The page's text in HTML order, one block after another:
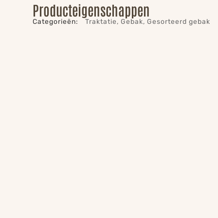
Producteigenschappen
Categorieën: Traktatie, Gebak, Gesorteerd gebak